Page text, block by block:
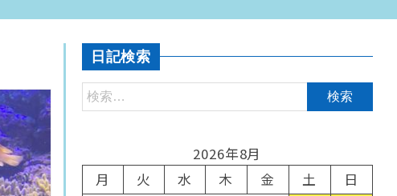
日記検索
2026年8月
月
火 水 木 金 土
日